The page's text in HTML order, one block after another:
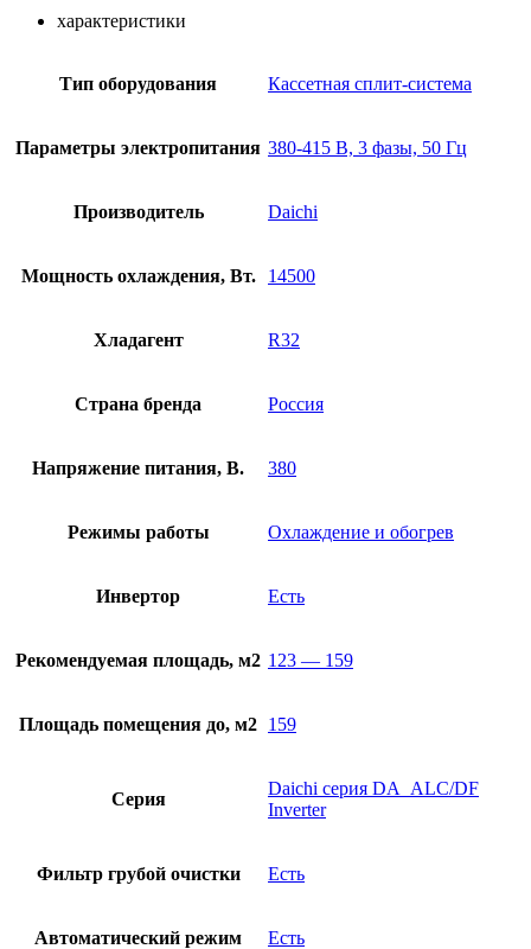
характеристики
Тип оборудования Кассетная сплит-система
Параметры электропитания 380-415 В, 3 фазы, 50 Гц
Производитель Daichi
Мощность охлаждения, Вт. 14500
Хладагент R32
Страна бренда Россия
Напряжение питания, В. 380
Режимы работы Охлаждение и обогрев
Инвертор Есть
Рекомендуемая площадь, м2 123 — 159
Площадь помещения до, м2 159
Серия
Daichi серия DA_ALC/DF
Inverter
Фильтр грубой очистки Есть
Автоматический режим Есть